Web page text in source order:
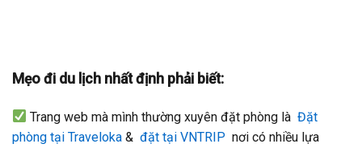
Mẹo đi du lịch nhất định phải biết:
Trang web mà mình thường xuyên đặt phòng làĐặt
phòng tại Traveloka & đặt tại VNTRIP nơi có nhiều lựa